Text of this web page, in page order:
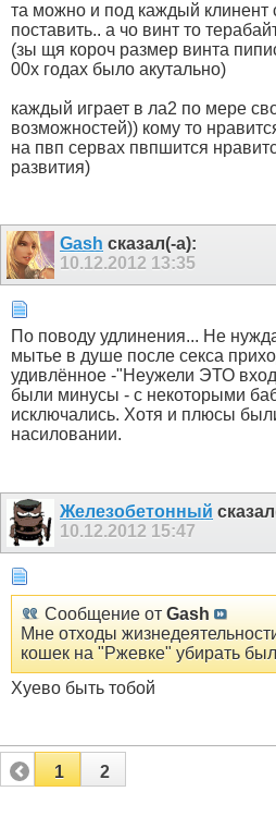
та можно и под каждый
поставить.. а чо винт то
(зы щя короч размер винта
00х годах было акутально)
каждый играет в ла2 по мере
возможностей)) кому то
на пвп сервах пвпшится
развития)
Gash сказал(-а):
10.12.2012 13:35
По поводу удлинения... Не
мытье в душе после секса
удивлённое -"Неужели ЭТО
были минусы - с некоторыми
исключались. Хотя и плюсы
насиловании.
Железобетонный
10.12.2012 15:47
Сообщение от Gash
Мне отходы
кошек на "Ржевке" убирать
Хуево быть тобой
1 2